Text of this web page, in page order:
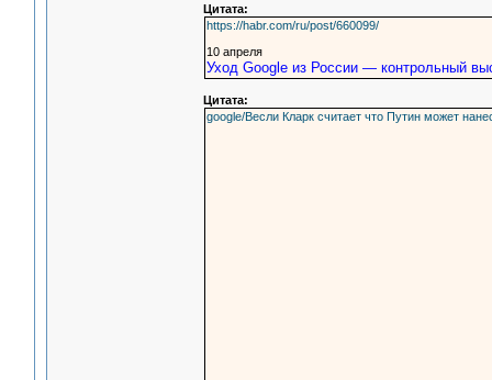
Цитата:
https://habr.com/ru/post/660099/
10 апреля
Уход Google из России — контрольный
Цитата:
google/Весли Кларк считает что Путин может